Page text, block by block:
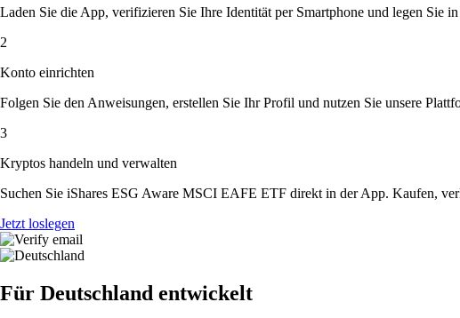
Laden Sie die App, verifizieren Sie Ihre Identität per Smartphone und legen Sie
2
Konto einrichten
Folgen Sie den Anweisungen, erstellen Sie Ihr Profil und nutzen Sie unsere
3
Kryptos handeln und verwalten
Suchen Sie iShares ESG Aware MSCI EAFE ETF direkt in der App. Kaufen,
Jetzt loslegen
Für Deutschland entwickelt